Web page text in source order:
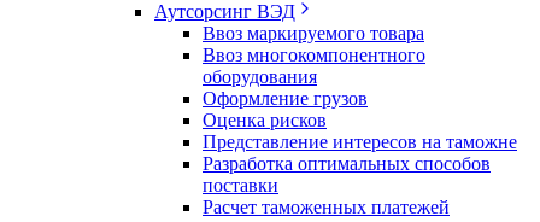
Аутсорсинг ВЭД
Ввоз маркируемого товара
Ввоз многокомпонентного
оборудования
Оформление грузов
Оценка рисков
Представление интересов на таможне
Разработка оптимальных способов
поставки
Расчет таможенных платежей